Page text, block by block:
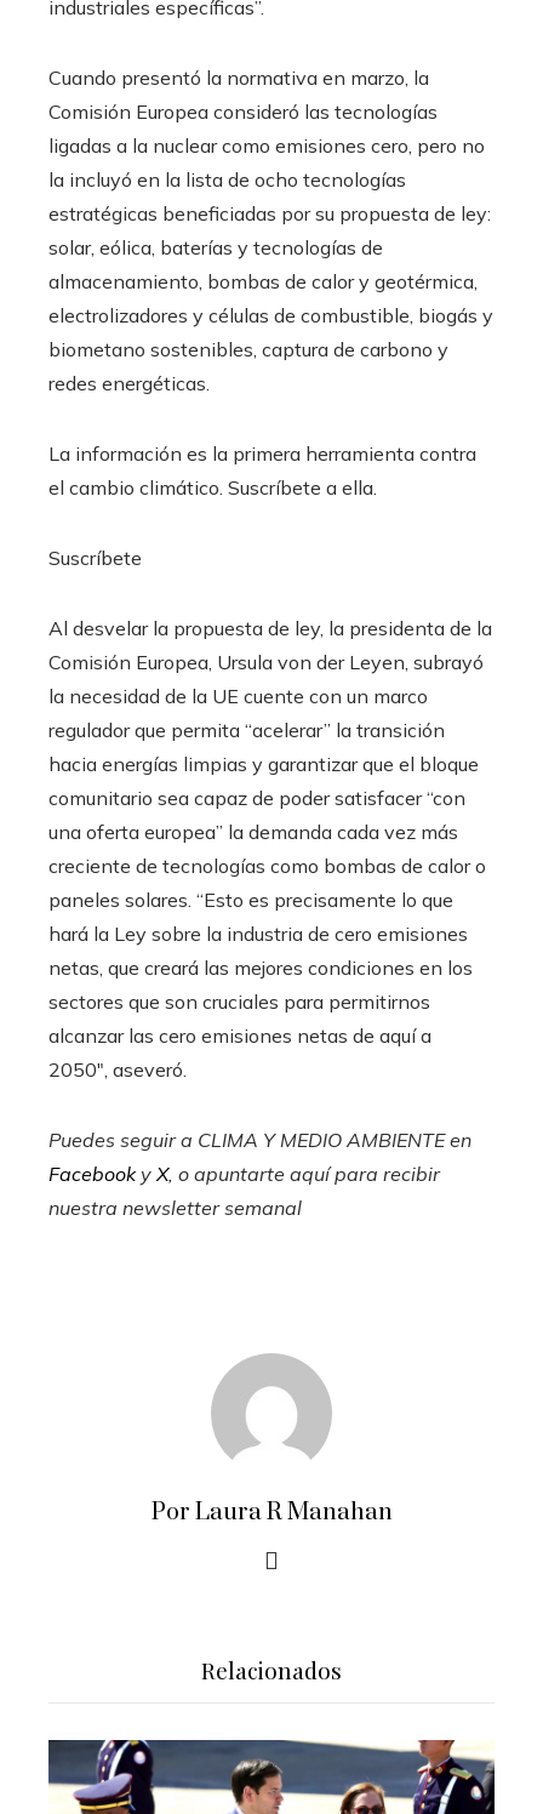
industriales específicas”.
Cuando presentó la normativa en marzo, la
Comisión Europea consideró las tecnologías
ligadas a la nuclear como emisiones cero, pero no
la incluyó en la lista de ocho tecnologías
estratégicas beneficiadas por su propuesta de ley:
solar, eólica, baterías y tecnologías de
almacenamiento, bombas de calor y geotérmica,
electrolizadores y células de combustible, biogás y
biometano sostenibles, captura de carbono y
redes energéticas.
La información es la primera herramienta contra
el cambio climático. Suscríbete a ella.
Suscríbete
Al desvelar la propuesta de ley, la presidenta de la
Comisión Europea, Ursula von der Leyen, subrayó
la necesidad de la UE cuente con un marco
regulador que permita “acelerar” la transición
hacia energías limpias y garantizar que el bloque
comunitario sea capaz de poder satisfacer “con
una oferta europea” la demanda cada vez más
creciente de tecnologías como bombas de calor o
paneles solares. “Esto es precisamente lo que
hará la Ley sobre la industria de cero emisiones
netas, que creará las mejores condiciones en los
sectores que son cruciales para permitirnos
alcanzar las cero emisiones netas de aquí a
2050″, aseveró.
Puedes seguir a CLIMA Y MEDIO AMBIENTE en
Facebooky X, o apuntarte aquí para recibir
nuestra newsletter semanal
Por Laura R Manahan
Relacionados